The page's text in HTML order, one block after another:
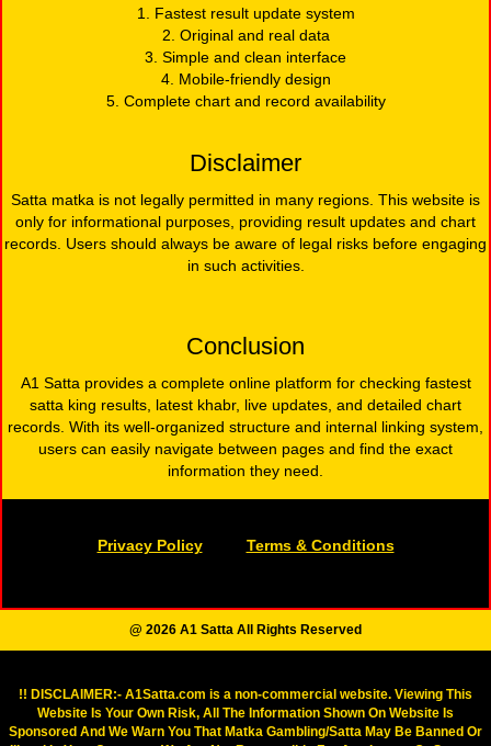
1. Fastest result update system
2. Original and real data
3. Simple and clean interface
4. Mobile-friendly design
5. Complete chart and record availability
Disclaimer
Satta matka is not legally permitted in many regions. This website is
only for informational purposes, providing result updates and chart
records. Users should always be aware of legal risks before engaging
in such activities.
Conclusion
A1 Satta provides a complete online platform for checking fastest
satta king results, latest khabr, live updates, and detailed chart
records. With its well-organized structure and internal linking system,
users can easily navigate between pages and find the exact
information they need.
Privacy Policy Terms & Conditions
@ 2026 A1 Satta All Rights Reserved
!! DISCLAIMER:- A1Satta.com is a non-commercial website. Viewing This
Website Is Your Own Risk, All The Information Shown On Website Is
Sponsored And We Warn You That Matka Gambling/Satta May Be Banned Or